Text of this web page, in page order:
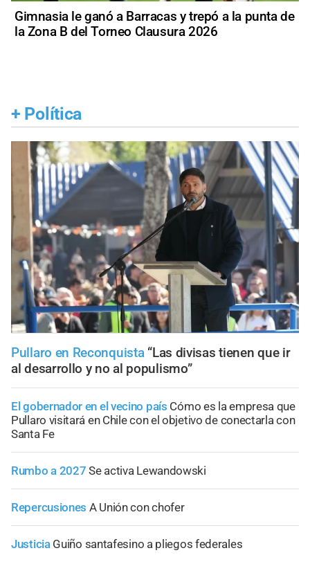
Gimnasia le ganó a Barracas y trepó a la punta de
la Zona B del Torneo Clausura 2026
+ Política
Pullaro en Reconquista “Las divisas tienen que ir
al desarrollo y no al populismo”
El gobernador en el vecino país Cómo es la empresa que
Pullaro visitará en Chile con el objetivo de conectarla con
Santa Fe
Rumbo a 2027 Se activa Lewandowski
Repercusiones A Unión con chofer
Justicia Guiño santafesino a pliegos federales